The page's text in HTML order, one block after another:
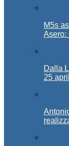
M5s
Asero:
Dalla
25